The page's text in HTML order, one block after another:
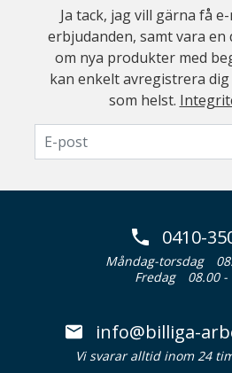
Ja tack, jag vill gärna få
erbjudanden, samt vara
om nya produkter med
kan enkelt avregistrera
som helst.
0410-
Måndag-torsdag
Fredag
08.00 -
info@billiga-
Vi svarar alltid inom 24